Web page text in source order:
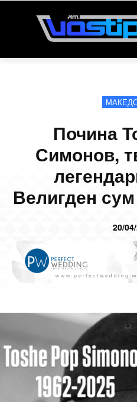
Почина
Симонов,
Велигден
20/